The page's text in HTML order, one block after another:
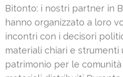
Bitonto: i nostri partner in
hanno organizzato a loro
incontri con i decisori
materiali chiari e
patrimonio per le